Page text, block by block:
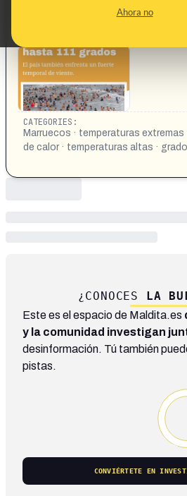
Ahora no
12:54 Menú PH PRIMERA HORA
Ola de calor castiga a Marruecos
CATEGORIES:
Marruecos · temperaturas extremas
de calor · temperaturas altas ·
¿CONOCES LA
Este es el espacio de Maldita.es
y la comunidad investigan
desinformación. Tú también
pistas.
CONVIÉRTETE EN